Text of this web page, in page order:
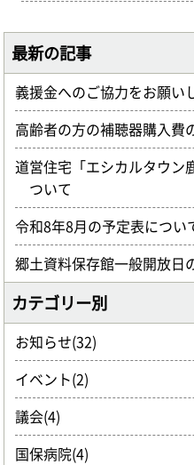
最新の記事
義援金へのご協力をお願い
高齢者の方の補聴器購入費
道営住宅「エシカルタウン
ついて
令和8年8月の予定表につい
郷土資料保存館一般開放日
カテゴリー別
お知らせ(32)
イベント(2)
議会(4)
国保病院(4)